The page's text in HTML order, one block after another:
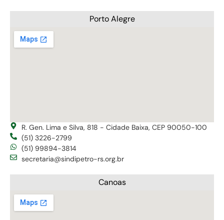
Porto Alegre
R. Gen. Lima e Silva, 818 - Cidade Baixa, CEP 90050-100
(51) 3226-2799
(51) 99894-3814
secretaria@sindipetro-rs.org.br
Canoas